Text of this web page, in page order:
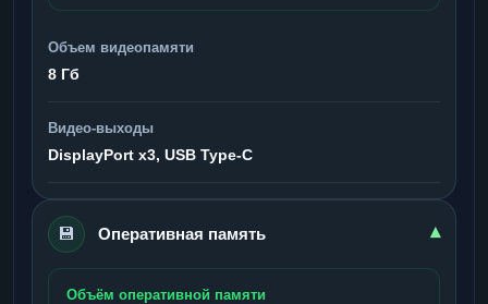
Объем видеопамяти
8 Гб
Видео-выходы
DisplayPort x3, USB Type-C
💾 Оперативная память ▾
Объём оперативной памяти